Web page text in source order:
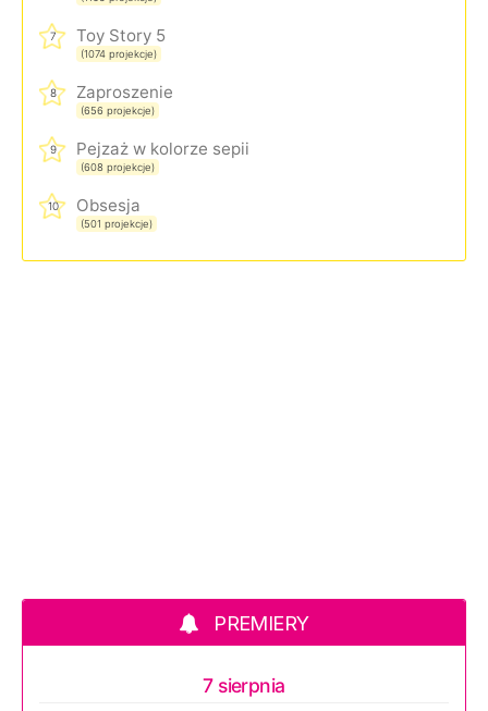
7 Toy Story 5
(1074 projekcje)
8 Zaproszenie
(656 projekcje)
9 Pejzaż w kolorze sepii
(608 projekcje)
10 Obsesja
(501 projekcje)
PREMIERY
7 sierpnia